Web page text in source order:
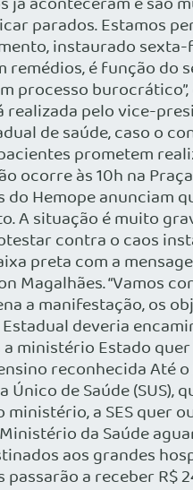
parados. Estamos
instaurado sexta-
é função
pelo vice-
de saúde, caso o
prometem
às 10h na
Hemope anunciam
A situação é muito
contra o caos
preta com a
“Vamos
a manifestação, os
deveria
ministério Estado
reconhecida Até
de Saúde
a SES quer
da Saúde
aos grandes
a receber R$